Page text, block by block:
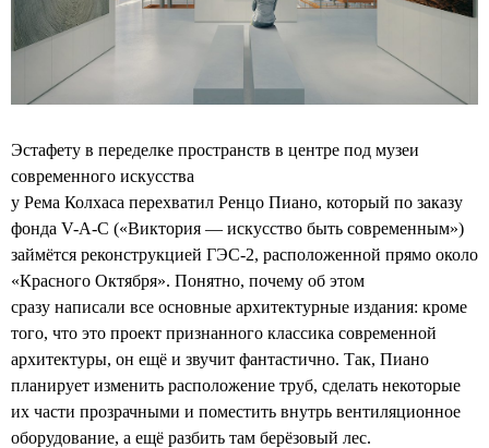
Эстафету в переделке пространств в центре под музеи
современного искусства
у Рема Колхаса перехватил Ренцо Пиано, который по заказу
фонда V-A-C («Виктория — искусство быть современным»)
займётся реконструкцией ГЭС-2, расположенной прямо около
«Красного Октября». Понятно, почему об этом
сразу написали все основные архитектурные издания: кроме
того, что это проект признанного классика современной
архитектуры, он ещё и звучит фантастично. Так, Пиано
планирует изменить расположение труб, сделать некоторые
их части прозрачными и поместить внутрь вентиляционное
оборудование, а ещё разбить там берёзовый лес.